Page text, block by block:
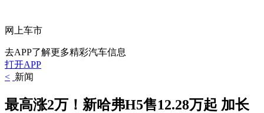
网上车市
去APP了解更多精彩汽车信息
打开APP
< 新闻
最高涨2万！新哈弗H5售12.28万起 加长